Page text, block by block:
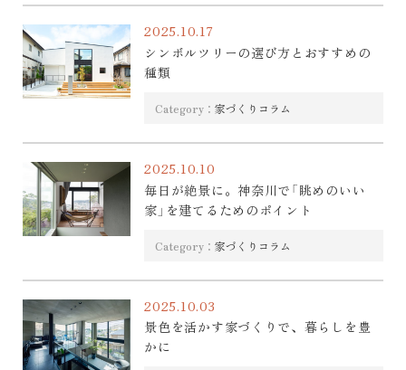
2025.10.17
シンボルツリーの選び方とおすすめの
種類
Category： 家づくりコラム
2025.10.10
毎日が絶景に。神奈川で「眺めのいい
家」を建てるためのポイント
Category： 家づくりコラム
2025.10.03
景色を活かす家づくりで、暮らしを豊
かに